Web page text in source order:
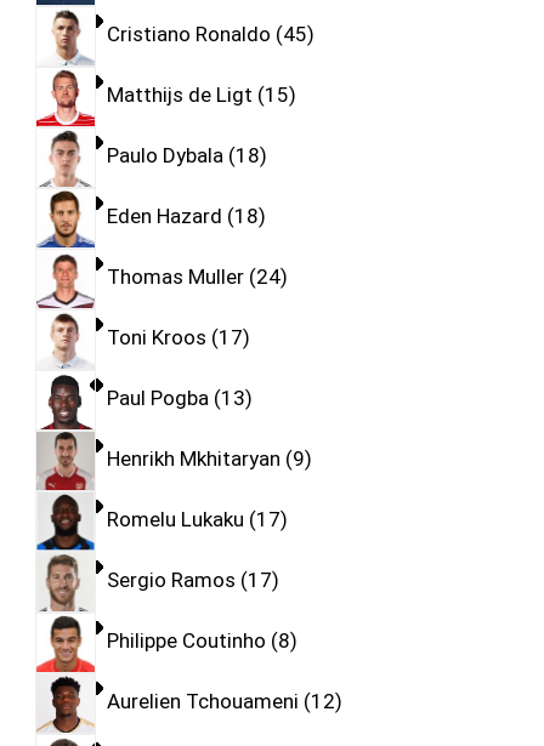
Cristiano Ronaldo 45
Matthijs de Ligt 15
Paulo Dybala 18
Eden Hazard 18
Thomas Muller 24
Toni Kroos 17
Paul Pogba 13
Henrikh Mkhitaryan 9
Romelu Lukaku 17
Sergio Ramos 17
Philippe Coutinho 8
Aurelien Tchouameni 12